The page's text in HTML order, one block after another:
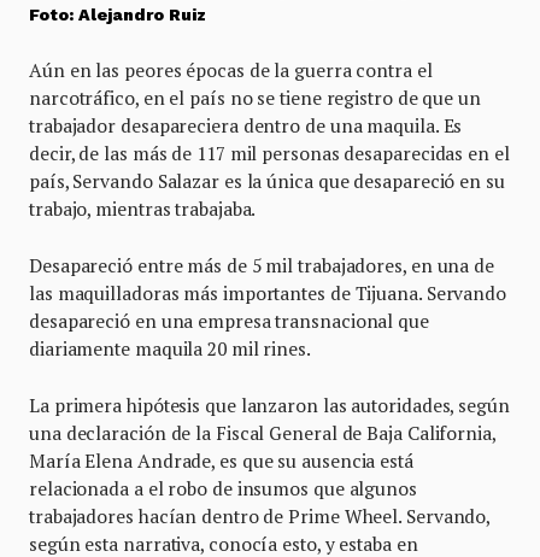
Foto: Alejandro Ruiz
Aún en las peores épocas de la guerra contra el
narcotráfico, en el país no se tiene registro de que un
trabajador desapareciera dentro de una maquila. Es
decir, de las más de 117 mil personas desaparecidas en el
país, Servando Salazar es la única que desapareció en su
trabajo, mientras trabajaba.
Desapareció entre más de 5 mil trabajadores, en una de
las maquilladoras más importantes de Tijuana. Servando
desapareció en una empresa transnacional que
diariamente maquila 20 mil rines.
La primera hipótesis que lanzaron las autoridades, según
una declaración de la Fiscal General de Baja California,
María Elena Andrade, es que su ausencia está
relacionada a el robo de insumos que algunos
trabajadores hacían dentro de Prime Wheel. Servando,
según esta narrativa, conocía esto, y estaba en